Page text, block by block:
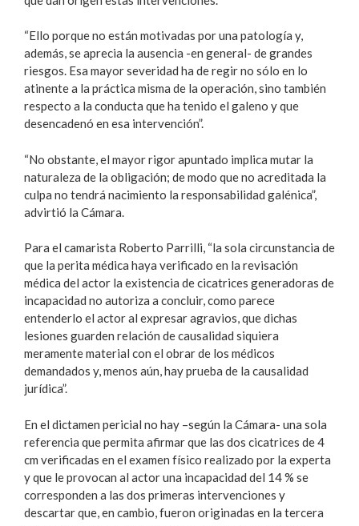
“Ello porque no están motivadas por una patología y,
además, se aprecia la ausencia -en general- de grandes
riesgos. Esa mayor severidad ha de regir no sólo en lo
atinente a la práctica misma de la operación, sino también
respecto a la conducta que ha tenido el galeno y que
desencadenó en esa intervención”.
“No obstante, el mayor rigor apuntado implica mutar la
naturaleza de la obligación; de modo que no acreditada la
culpa no tendrá nacimiento la responsabilidad galénica”,
advirtió la Cámara.
Para el camarista Roberto Parrilli, “la sola circunstancia de
que la perita médica haya verificado en la revisación
médica del actor la existencia de cicatrices generadoras de
incapacidad no autoriza a concluir, como parece
entenderlo el actor al expresar agravios, que dichas
lesiones guarden relación de causalidad siquiera
meramente material con el obrar de los médicos
demandados y, menos aún, hay prueba de la causalidad
jurídica”.
En el dictamen pericial no hay –según la Cámara- una sola
referencia que permita afirmar que las dos cicatrices de 4
cm verificadas en el examen físico realizado por la experta
y que le provocan al actor una incapacidad del 14 % se
corresponden a las dos primeras intervenciones y
descartar que, en cambio, fueron originadas en la tercera